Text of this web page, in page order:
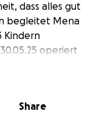
dass alles gut
begleitet Mena
Kindern
operiert
war es eine
Mena kommt
Share